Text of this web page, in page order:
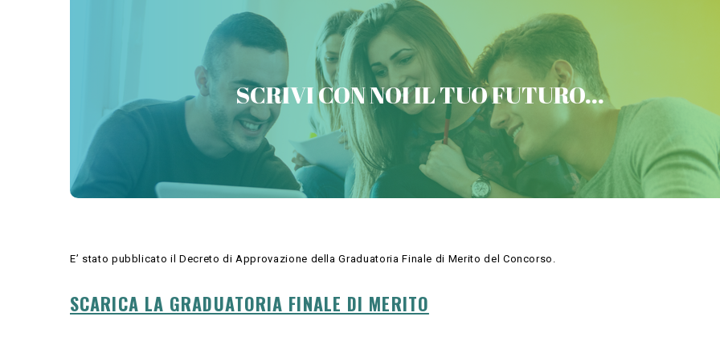
SCRIVI CON NOI IL TUO FUTURO...
PREPARATI CON VICTORIA CONCORSI MILITARI
Contattaci
E’ stato pubblicato il Decreto di Approvazione della Graduatoria Finale di Merito del Concorso.
SCARICA LA GRADUATORIA FINALE DI MERITO